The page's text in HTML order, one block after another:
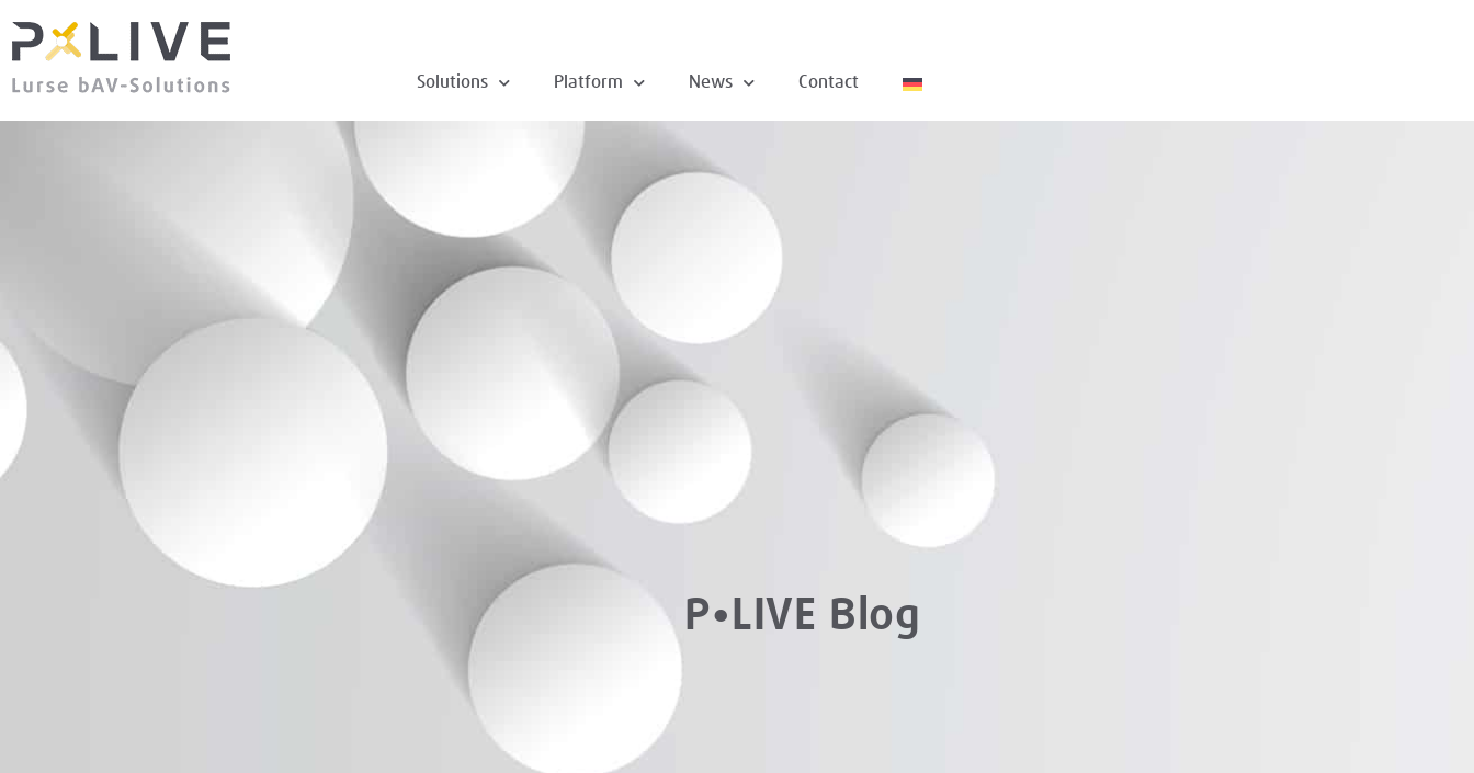
Solutions Platform News Contact
P•LIVE Blog